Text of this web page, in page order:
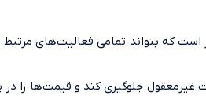
که بتواند تمامی فعالیت‌های مرتبط
غیرمعقول جلوگیری کند و قیمت‌ها را